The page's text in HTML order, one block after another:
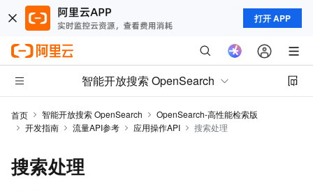
打开 APP
智能开放搜索 OpenSearch
首页 智能开放搜索 OpenSearch
OpenSearch-高性能检索版
开发指南
流量API参考 应用操作API 搜索处理
搜索处理